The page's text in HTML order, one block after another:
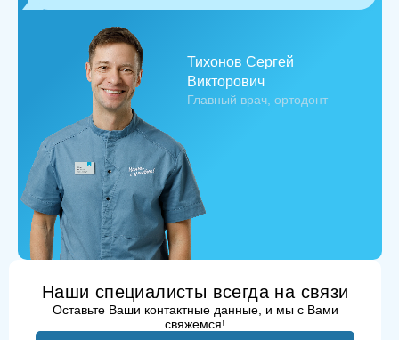
Тихонов Сергей
Викторович
Главный врач, ортодонт
Наши специалисты всегда на связи
Оставьте Ваши контактные данные, и мы с Вами
свяжемся!